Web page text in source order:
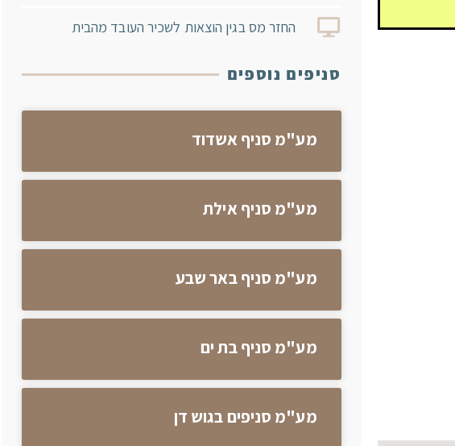
החזר מס בגין הוצאות לשכיר העובד מהבית
סניפים נוספים
מע"מ סניף אשדוד
מע"מ סניף אילת
מע"מ סניף באר שבע
מע"מ סניף בת ים
מע"מ סניפים בגוש דן